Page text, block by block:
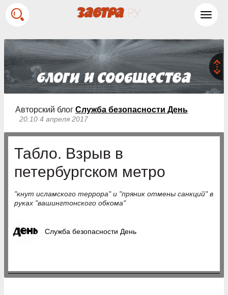
Авторский блог Служба безопасности День
20:10 4 апреля 2017
Табло. Взрыв в
петербургском метро
"кнут исламского террора" и "пряник отмены санкций" в
руках "вашингтонского обкома"
Служба безопасности День